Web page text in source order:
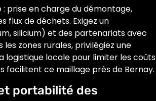
prise en charge du démontage,
flux de déchets. Exigez un
silicium) et des partenariats avec
zones rurales, privilégiez une
logistique locale pour limiter les coûts
facilitent ce maillage près de Bernay.
portabilité des